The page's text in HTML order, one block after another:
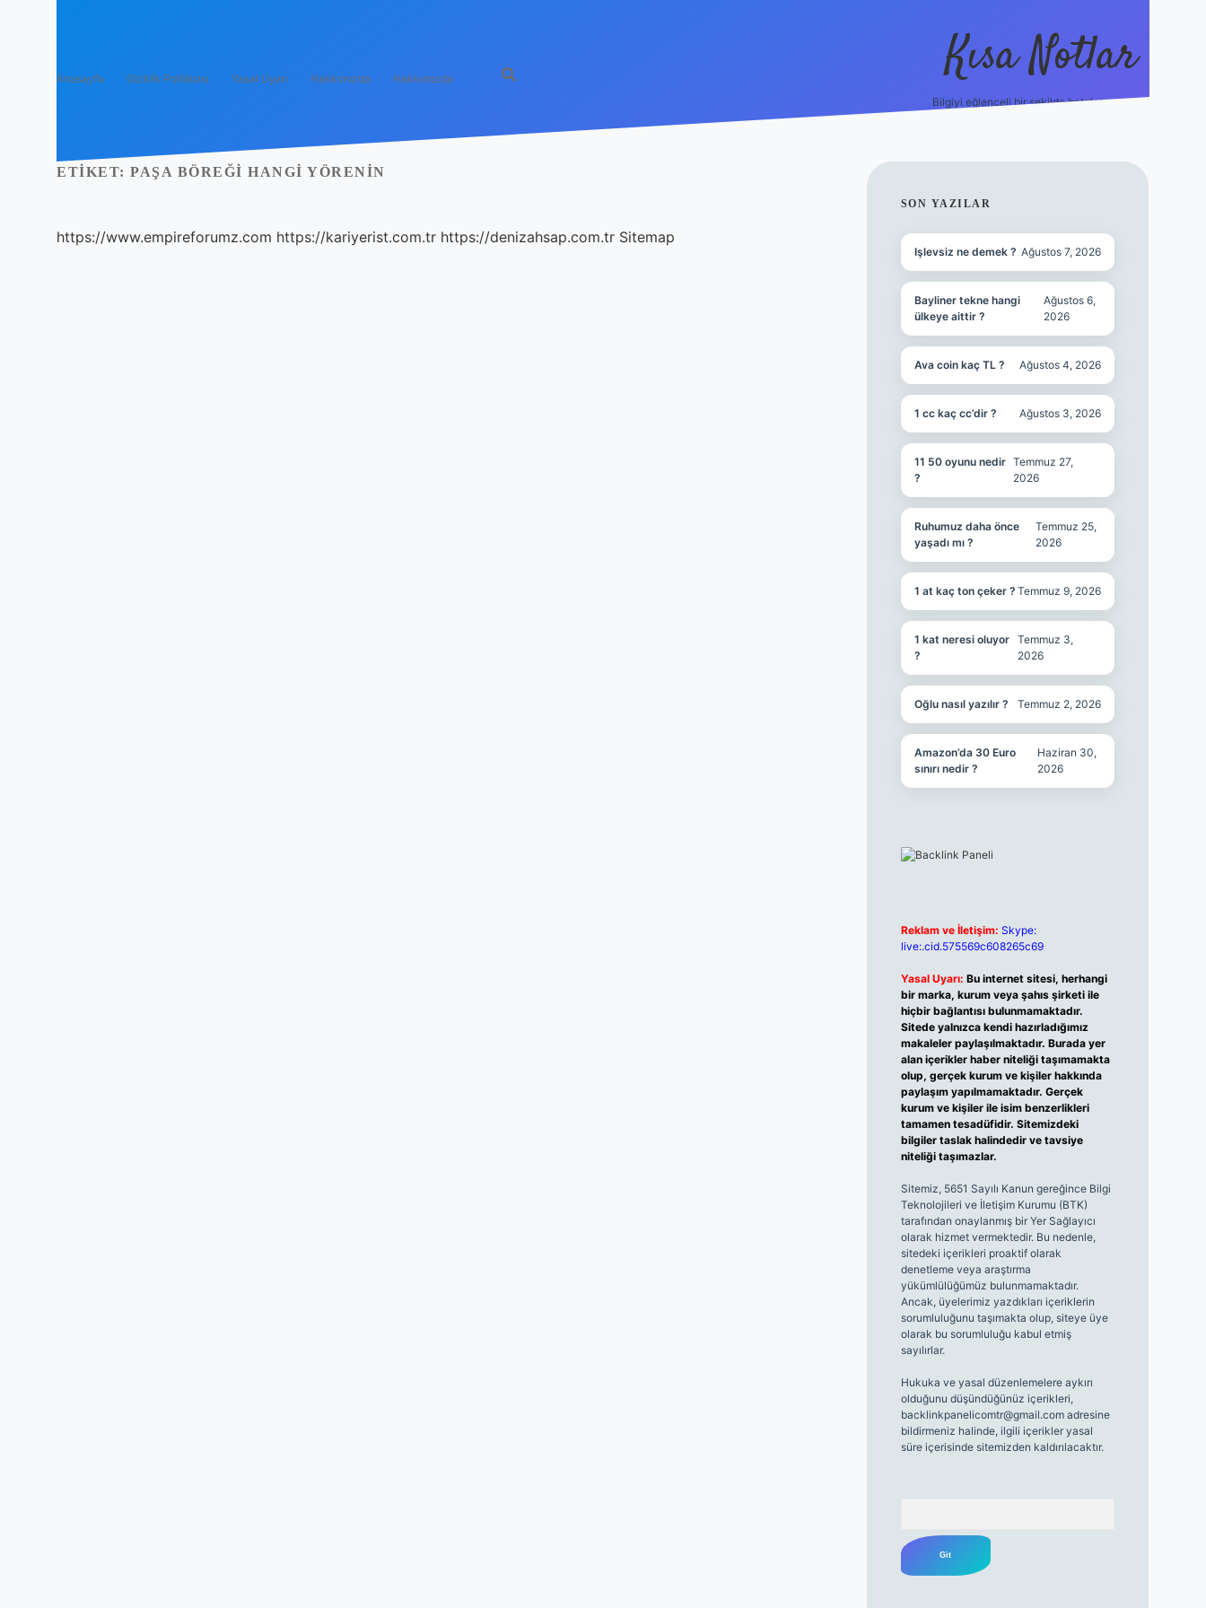
Anasayfa Gizlilik Politikası Yasal Uyarı Hakkımızda Hakkımızda Kısa Notlar
Bilgiyi eğlenceli bir şekilde hatırlatan durak.
ETIKET: PAŞA BÖREĞI HANGI YÖRENIN
https://www.empireforumz.com https://kariyerist.com.tr https://denizahsap.com.tr Sitemap
SIDEBAR
SON YAZILAR
Işlevsiz ne demek ? Ağustos 7, 2026
Bayliner tekne hangi
ülkeye aittir ?
Ağustos 6,
2026
Ava coin kaç TL ? Ağustos 4, 2026
1 cc kaç cc’dir ? Ağustos 3, 2026
11 50 oyunu nedir
?
Temmuz 27,
2026
Ruhumuz daha önce
yaşadı mı ?
Temmuz 25,
2026
1 at kaç ton çeker ? Temmuz 9, 2026
1 kat neresi oluyor
?
Temmuz 3,
2026
Oğlu nasıl yazılır ? Temmuz 2, 2026
Amazon’da 30 Euro
sınırı nedir ?
Haziran 30,
2026
Reklam ve İletişim: Skype:
live:.cid.575569c608265c69
Yasal Uyarı: Bu internet sitesi, herhangi
bir marka, kurum veya şahıs şirketi ile
hiçbir bağlantısı bulunmamaktadır.
Sitede yalnızca kendi hazırladığımız
makaleler paylaşılmaktadır. Burada yer
alan içerikler haber niteliği taşımamakta
olup, gerçek kurum ve kişiler hakkında
paylaşım yapılmamaktadır. Gerçek
kurum ve kişiler ile isim benzerlikleri
tamamen tesadüfidir. Sitemizdeki
bilgiler taslak halindedir ve tavsiye
niteliği taşımazlar.
Sitemiz, 5651 Sayılı Kanun gereğince Bilgi
Teknolojileri ve İletişim Kurumu (BTK)
tarafından onaylanmış bir Yer Sağlayıcı
olarak hizmet vermektedir. Bu nedenle,
sitedeki içerikleri proaktif olarak
denetleme veya araştırma
yükümlülüğümüz bulunmamaktadır.
Ancak, üyelerimiz yazdıkları içeriklerin
sorumluluğunu taşımakta olup, siteye üye
olarak bu sorumluluğu kabul etmiş
sayılırlar.
Hukuka ve yasal düzenlemelere aykırı
olduğunu düşündüğünüz içerikleri,
backlinkpanelicomtr@gmail.comadresine
bildirmeniz halinde, ilgili içerikler yasal
süre içerisinde sitemizden kaldırılacaktır.